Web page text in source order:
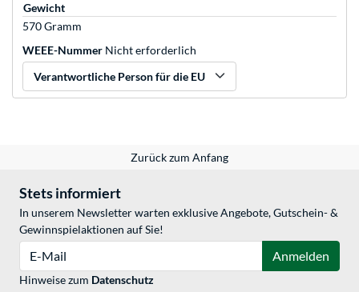
Gewicht
570 Gramm
WEEE-Nummer Nicht erforderlich
Verantwortliche Person für die EU
Zurück zum Anfang
Stets informiert
In unserem Newsletter warten exklusive Angebote, Gutschein- &
Gewinnspielaktionen auf Sie!
Anmelden
Hinweise zum Datenschutz